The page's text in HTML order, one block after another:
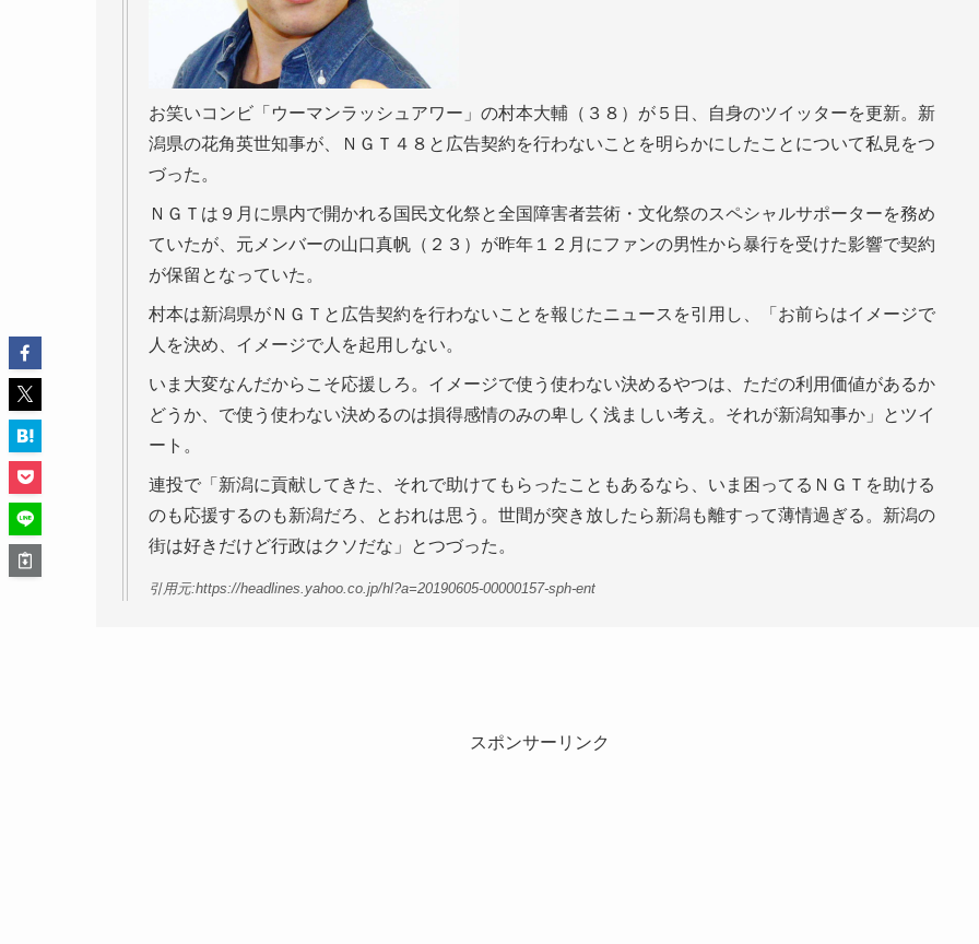
お笑いコンビ「ウーマンラッシュアワー」の村本大輔（３８）が５日、自身のツイッターを更新。新
潟県の花角英世知事が、ＮＧＴ４８と広告契約を行わないことを明らかにしたことについて私見をつ
づった。
ＮＧＴは９月に県内で開かれる国民文化祭と全国障害者芸術・文化祭のスペシャルサポーターを務め
ていたが、元メンバーの山口真帆（２３）が昨年１２月にファンの男性から暴行を受けた影響で契約
が保留となっていた。
村本は新潟県がＮＧＴと広告契約を行わないことを報じたニュースを引用し、「お前らはイメージで
人を決め、イメージで人を起用しない。
いま大変なんだからこそ応援しろ。イメージで使う使わない決めるやつは、ただの利用価値があるか
どうか、で使う使わない決めるのは損得感情のみの卑しく浅ましい考え。それが新潟知事か」とツイ
ート。
連投で「新潟に貢献してきた、それで助けてもらったこともあるなら、いま困ってるＮＧＴを助ける
のも応援するのも新潟だろ、とおれは思う。世間が突き放したら新潟も離すって薄情過ぎる。新潟の
街は好きだけど行政はクソだな」とつづった。
引用元:https://headlines.yahoo.co.jp/hl?a=20190605-00000157-sph-ent
スポンサーリンク